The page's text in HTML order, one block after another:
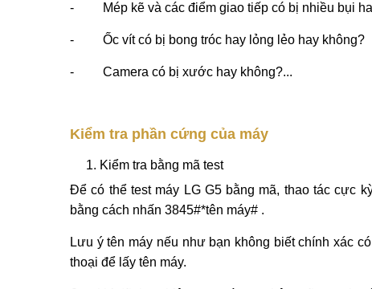
- Mép kẽ và các điểm giao tiếp có bị nhiều bụi
- Ốc vít có bị bong tróc hay lỏng lẻo hay không?
- Camera có bị xước hay không?...
Kiểm tra phần cứng của máy
Kiểm tra bằng mã test
Để có thể test máy LG G5 bằng mã, thao tác cực
bằng cách nhấn 3845#*tên máy# .
Lưu ý tên máy nếu như bạn không biết chính xác
thoại để lấy tên máy.